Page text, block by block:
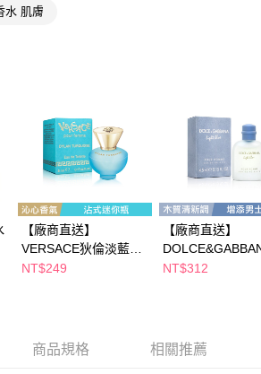
商品之後才付款」的支付方式。 讓您購物簡單
簡訊認證，即可結帳。
流程】
先享後付」後，將跳轉至「AFTEE先享後付」
確認金額後，即可完成結帳。
收到繳費通知簡訊。
天內，點擊此簡訊中的連結，可透過四大超商／
式進行付款，方視為交易完成。
下不需立刻繳費，但若您需要取消訂單，請聯絡
同意取消之訂單仍視為有效，需透過AFTEE先享
先享後付 」之結帳頁面顯示為準，若有關於
消欲退款等相關疑問，請聯繫「AFTEE先享後付
內提供個人資料，並將交易相關給付款項請求債
水 肌膚
【廠商直送】
VERSACE狄倫淡藍女
性淡香水迷你瓶5ml
NT$249
【廠商直送】
藍男性小香水
NT$312
商品規格 相關推薦